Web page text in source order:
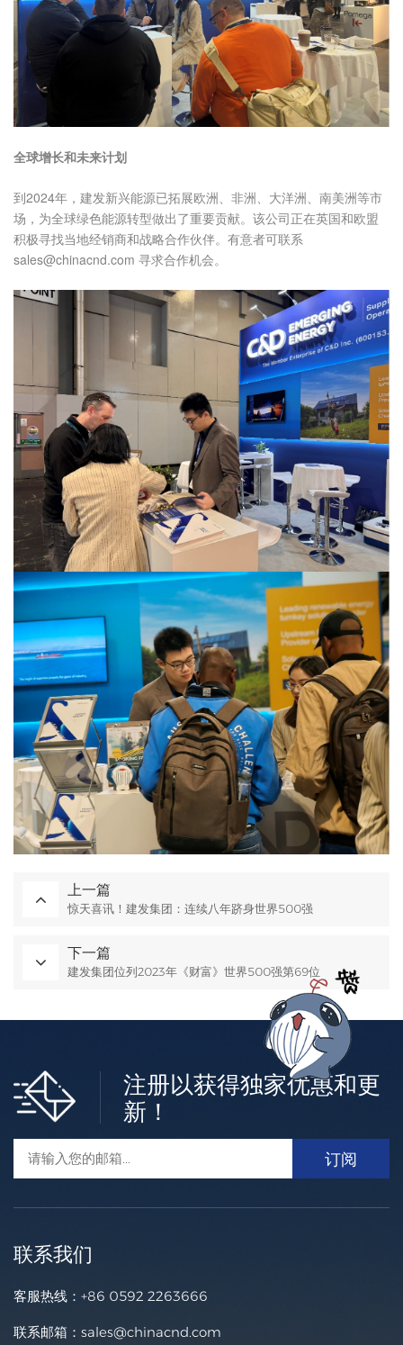
全球增长和未来计划
到2024年，建发新兴能源已拓展欧洲、非洲、大洋洲、南美洲等市
场，为全球绿色能源转型做出了重要贡献。该公司正在英国和欧盟
积极寻找当地经销商和战略合作伙伴。有意者可联系
sales@chinacnd.com 寻求合作机会。
上一篇
惊天喜讯！建发集团：连续八年跻身世界500强
下一篇
建发集团位列2023年《财富》世界500强第69位
注册以获得独家优惠和更
新！
联系我们
客服热线： +86 0592 2263666
联系邮箱： sales@chinacnd.com